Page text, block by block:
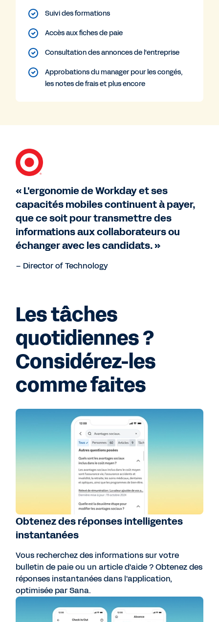
Suivi des formations
Accès aux fiches de paie
Consultation des annonces de l'entreprise
Approbations du manager pour les congés,
les notes de frais et plus encore
« L'ergonomie de Workday et ses
capacités mobiles continuent à payer,
que ce soit pour transmettre des
informations aux collaborateurs ou
échanger avec les candidats. »
– Director of Technology
Les tâches
quotidiennes ?
Considérez-les
comme faites
Obtenez des réponses intelligentes
instantanées
Vous recherchez des informations sur votre
bulletin de paie ou un article d'aide ? Obtenez des
réponses instantanées dans l'application,
optimisée par Sana.